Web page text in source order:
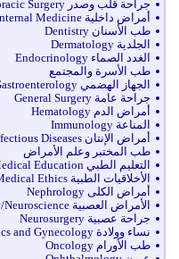
جراحة قلب وصدر Cardiothoracic Surgery
أمراض داخلية Internal Medicine
طب الأسنان Dentistry
الجلدية Dermatology
الغدد الصماء Endocrinology
طب الأسرة والمجتمع
الجهاز الهضمي Gastroenterology
جراحة عامة General Surgery
أمراض الدم Hematology
المناعة Immunology
أمراض الإنتان Infectious Diseases
طب المختبر وعلم الأمراض
التعليم الطبي Medical Education
الأخلاقيات الطبية Medical Ethics
أمراض الكلى Nephrology
الأمراض العصبية Neurology/Neuroscience
جراحة عصبية Neurosurgery
نساء وولادة Obstetrics and Gynecology
طب الأورام Oncology